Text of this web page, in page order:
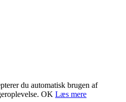
du automatisk brugen af
OK Læs mere